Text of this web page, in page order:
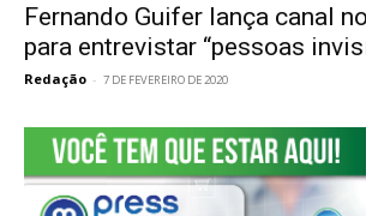
Fernando Guifer lança canal
para entrevistar “pessoas
Redação - 7 DE FEVEREIRO DE 2020